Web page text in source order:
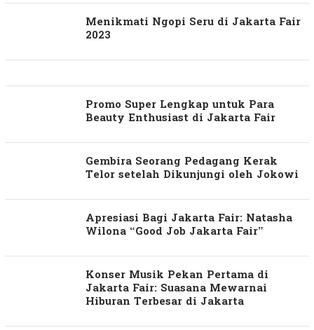
Menikmati Ngopi Seru di Jakarta Fair
2023
Promo Super Lengkap untuk Para
Beauty Enthusiast di Jakarta Fair
Gembira Seorang Pedagang Kerak
Telor setelah Dikunjungi oleh Jokowi
Apresiasi Bagi Jakarta Fair: Natasha
Wilona “Good Job Jakarta Fair”
Konser Musik Pekan Pertama di
Jakarta Fair: Suasana Mewarnai
Hiburan Terbesar di Jakarta